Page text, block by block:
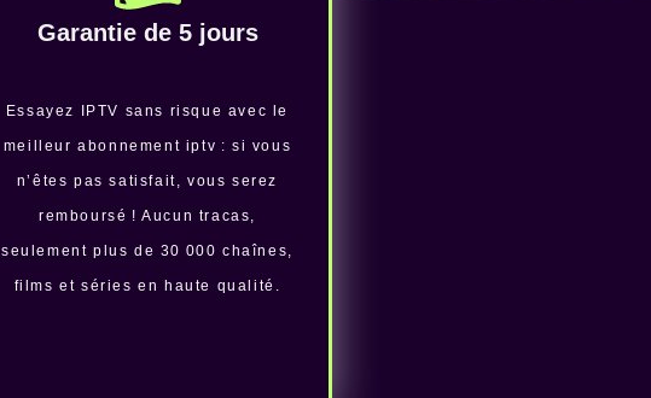
Garantie de 5 jours
Essayez IPTV sans risque avec le
meilleur abonnement iptv : si vous
n’êtes pas satisfait, vous serez
remboursé ! Aucun tracas,
seulement plus de 30 000 chaînes,
films et séries en haute qualité.